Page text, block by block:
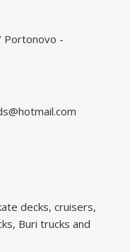
Portonovo -
decks, cruisers,
Buri trucks and